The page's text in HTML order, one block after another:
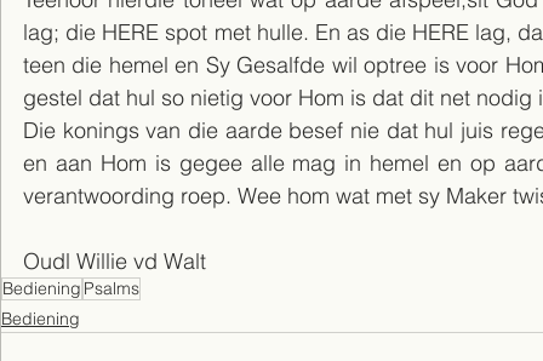
lag; die HERE spot met hulle. En as die HERE lag,
teen die hemel en Sy Gesalfde wil optree is voor
gestel dat hul so nietig voor Hom is dat dit net
Die konings van die aarde besef nie dat hul juis
en aan Hom is gegee alle mag in hemel en op
verantwoording roep. Wee hom wat met sy Maker
Oudl Willie vd Walt
Bediening Psalms
Bediening